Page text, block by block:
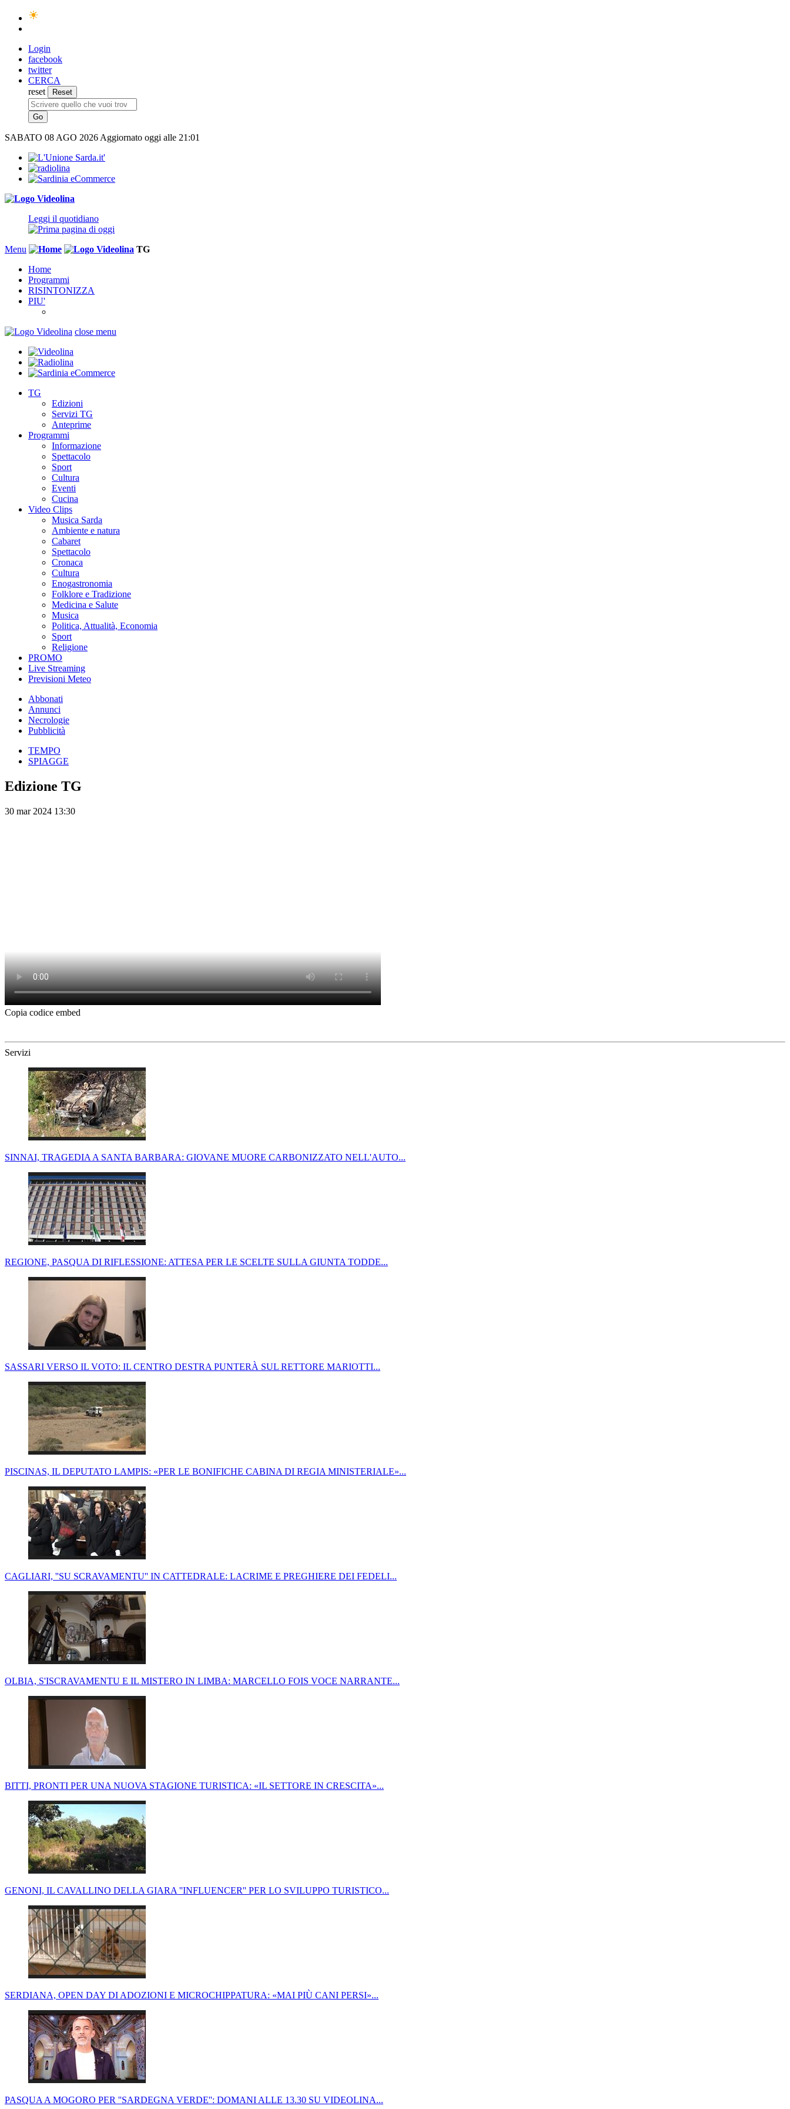
Login
facebook
twitter
CERCA
reset
SABATO 08 AGO 2026 Aggiornato oggi alle 21:01
Leggi il quotidiano
Menu
TG
Home
Programmi
RISINTONIZZA
PIU'
close menu
TG
Edizioni
Servizi TG
Anteprime
Programmi
Informazione
Spettacolo
Sport
Cultura
Eventi
Cucina
Video Clips
Musica Sarda
Ambiente e natura
Cabaret
Spettacolo
Cronaca
Cultura
Enogastronomia
Folklore e Tradizione
Medicina e Salute
Musica
Politica, Attualità, Economia
Sport
Religione
PROMO
Live Streaming
Previsioni Meteo
Abbonati
Annunci
Necrologie
Pubblicità
TEMPO
SPIAGGE
Edizione TG
30 mar 2024 13:30
Copia codice embed
Servizi
SINNAI, TRAGEDIA A SANTA BARBARA: GIOVANE MUORE CARBONIZZATO NELL'AUTO...
REGIONE, PASQUA DI RIFLESSIONE: ATTESA PER LE SCELTE SULLA GIUNTA TODDE...
SASSARI VERSO IL VOTO: IL CENTRO DESTRA PUNTERÀ SUL RETTORE MARIOTTI...
PISCINAS, IL DEPUTATO LAMPIS: «PER LE BONIFICHE CABINA DI REGIA MINISTERIALE»...
CAGLIARI, ''SU SCRAVAMENTU'' IN CATTEDRALE: LACRIME E PREGHIERE DEI FEDELI...
OLBIA, S'ISCRAVAMENTU E IL MISTERO IN LIMBA: MARCELLO FOIS VOCE NARRANTE...
BITTI, PRONTI PER UNA NUOVA STAGIONE TURISTICA: «IL SETTORE IN CRESCITA»...
GENONI, IL CAVALLINO DELLA GIARA ''INFLUENCER'' PER LO SVILUPPO TURISTICO...
SERDIANA, OPEN DAY DI ADOZIONI E MICROCHIPPATURA: «MAI PIÙ CANI PERSI»...
PASQUA A MOGORO PER ''SARDEGNA VERDE'': DOMANI ALLE 13.30 SU VIDEOLINA...